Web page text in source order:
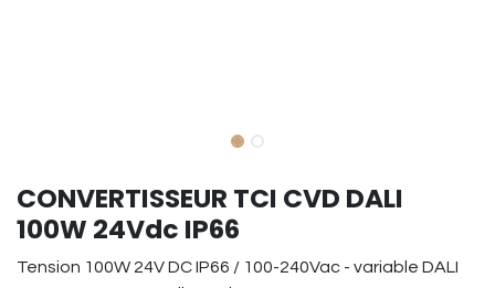
CONVERTISSEUR TCI CVD DALI
100W 24Vdc IP66
Tension 100W 24V DC IP66 / 100-240Vac - variable DALI